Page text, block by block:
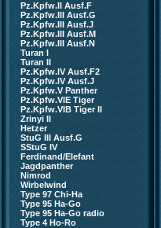
Pz.Kpfw.II Ausf.F
Pz.Kpfw.III Ausf.G
Pz.Kpfw.III Ausf.J
Pz.Kpfw.III Ausf.M
Pz.Kpfw.III Ausf.N
Turan I
Turan II
Pz.Kpfw.IV Ausf.F2
Pz.Kpfw.IV Ausf.J
Pz.Kpfw.V Panther
Pz.Kpfw.VIE Tiger
Pz.Kpfw.VIB Tiger II
Zrinyi II
Hetzer
StuG III Ausf.G
SStuG IV
Ferdinand/Elefant
Jagdpanther
Nimrod
Wirbelwind
Type 97 Chi-Ha
Type 95 Ha-Go
Type 95 Ha-Go radio
Type 4 Ho-Ro